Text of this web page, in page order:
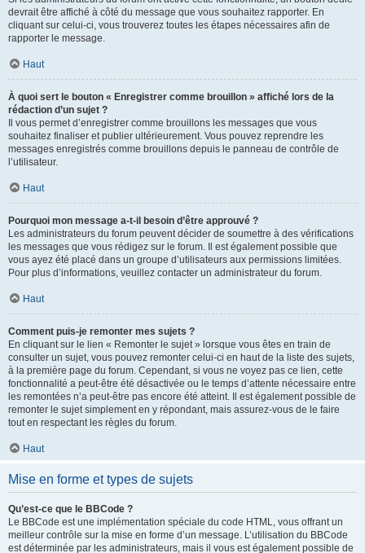
devrait être affiché à côté du message que vous souhaitez rapporter. En
cliquant sur celui-ci, vous trouverez toutes les étapes nécessaires afin de
rapporter le message.
Haut
À quoi sert le bouton « Enregistrer comme brouillon » affiché lors de la
rédaction d’un sujet ?
Il vous permet d’enregistrer comme brouillons les messages que vous
souhaitez finaliser et publier ultérieurement. Vous pouvez reprendre les
messages enregistrés comme brouillons depuis le panneau de contrôle de
l’utilisateur.
Haut
Pourquoi mon message a-t-il besoin d’être approuvé ?
Les administrateurs du forum peuvent décider de soumettre à des vérifications
les messages que vous rédigez sur le forum. Il est également possible que
vous ayez été placé dans un groupe d’utilisateurs aux permissions limitées.
Pour plus d’informations, veuillez contacter un administrateur du forum.
Haut
Comment puis-je remonter mes sujets ?
En cliquant sur le lien « Remonter le sujet » lorsque vous êtes en train de
consulter un sujet, vous pouvez remonter celui-ci en haut de la liste des sujets,
à la première page du forum. Cependant, si vous ne voyez pas ce lien, cette
fonctionnalité a peut-être été désactivée ou le temps d’attente nécessaire entre
les remontées n’a peut-être pas encore été atteint. Il est également possible de
remonter le sujet simplement en y répondant, mais assurez-vous de le faire
tout en respectant les règles du forum.
Haut
Mise en forme et types de sujets
Qu’est-ce que le BBCode ?
Le BBCode est une implémentation spéciale du code HTML, vous offrant un
meilleur contrôle sur la mise en forme d’un message. L’utilisation du BBCode
est déterminée par les administrateurs, mais il vous est également possible de